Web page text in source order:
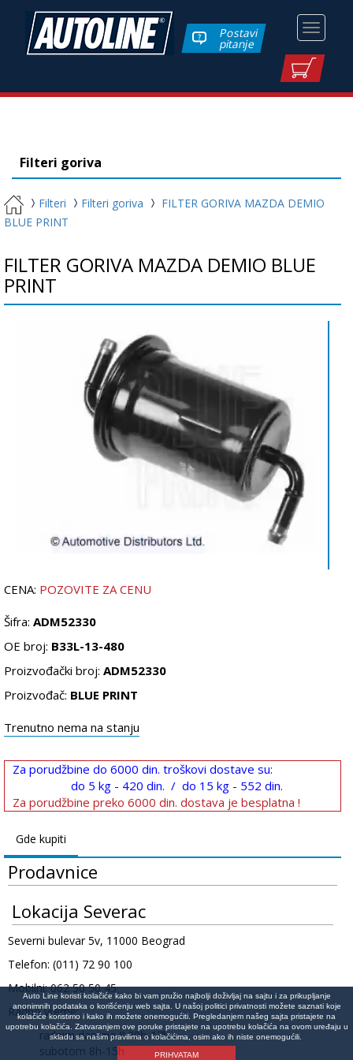
Toggle
Postavi
pitanje
Filteri goriva
Filteri Filteri goriva
FILTER GORIVA MAZDA DEMIO
BLUE PRINT
FILTER GORIVA MAZDA DEMIO BLUE
PRINT
CENA: POZOVITE ZA CENU
Šifra: ADM52330
OE broj: B33L-13-480
Proizvođački broj: ADM52330
Proizvođač: BLUE PRINT
Trenutno nema na stanju
Za porudžbine do 6000 din. troškovi dostave su:
do 5 kg - 420 din. / do 15 kg - 552 din.
Za porudžbine preko 6000 din. dostava je besplatna !
Gde kupiti
Prodavnice
Lokacija Severac
Severni bulevar 5v, 11000 Beograd
Telefon: (011) 72 90 100
Mobilni: 062 50 50 45
Radno vreme:
radnim danima 8:30h-17h
subotom 8h-15h
Auto Line koristi kolačiće kako bi vam pružio najbolji doživljaj na sajtu i za prikupljanje
anonimnih podataka o korišćenju web sajta. U našoj politici privatnosti možete saznati koje
kolačiće koristimo i kako ih možete onemogućiti. Pregledanjem našeg sajta pristajete na
upotrebu kolačića. Zatvaranjem ove poruke pristajete na upotrebu kolačića na ovom uređaju u
skladu sa našim pravilima o kolačićima, osim ako ih niste onemogućili.
PRIHVATAM